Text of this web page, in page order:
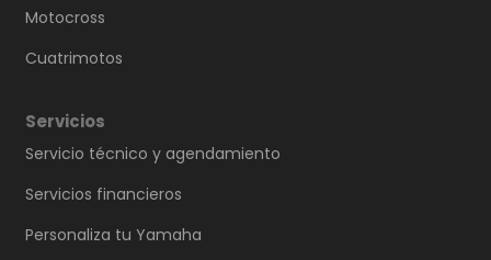
Motocross
Cuatrimotos
Servicios
Servicio técnico y agendamiento
Servicios financieros
Personaliza tu Yamaha